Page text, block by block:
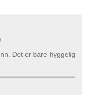
Det er bare hyggelig